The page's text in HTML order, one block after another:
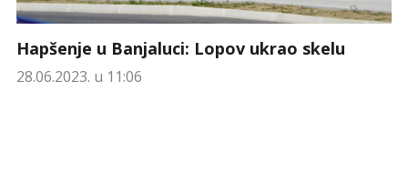
Hapšenje u Banjaluci: Lopov ukrao skelu
28.06.2023. u 11:06